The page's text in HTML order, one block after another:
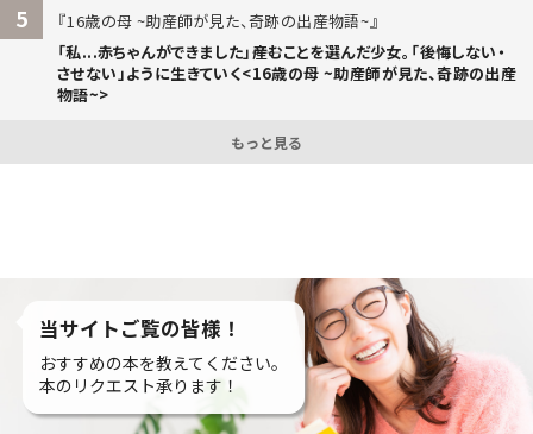
5
16歳の母 ~助産師が見た、奇跡の出産物語~
「私...赤ちゃんができました」――産むことを選んだ少女。「後悔しない・
させない」ように生きていく<16歳の母 ~助産師が見た、奇跡の出産
物語~>
もっと見る
当サイトご覧の皆様！
おすすめの本を教えてください。
本のリクエスト承ります！